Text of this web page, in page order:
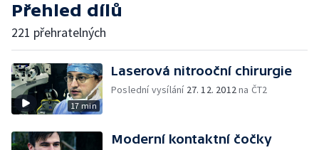
Přehled dílů
221 přehratelných
17 min
Laserová nitrooční chirurgie
Poslední vysílání 27. 12. 2012na ČT2
Moderní kontaktní čočky